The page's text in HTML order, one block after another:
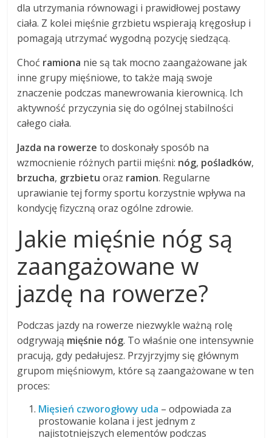
dla utrzymania równowagi i prawidłowej postawy
ciała. Z kolei mięśnie grzbietu wspierają kręgosłup i
pomagają utrzymać wygodną pozycję siedzącą.
Choć ramiona nie są tak mocno zaangażowane jak
inne grupy mięśniowe, to także mają swoje
znaczenie podczas manewrowania kierownicą. Ich
aktywność przyczynia się do ogólnej stabilności
całego ciała.
Jazda na rowerze to doskonały sposób na
wzmocnienie różnych partii mięśni: nóg, pośladków,
brzucha, grzbietu oraz ramion. Regularne
uprawianie tej formy sportu korzystnie wpływa na
kondycję fizyczną oraz ogólne zdrowie.
Jakie mięśnie nóg są
zaangażowane w
jazdę na rowerze?
Podczas jazdy na rowerze niezwykle ważną rolę
odgrywają mięśnie nóg. To właśnie one intensywnie
pracują, gdy pedałujesz. Przyjrzyjmy się głównym
grupom mięśniowym, które są zaangażowane w ten
proces:
Mięsień czworogłowy uda – odpowiada za
prostowanie kolana i jest jednym z
najistotniejszych elementów podczas